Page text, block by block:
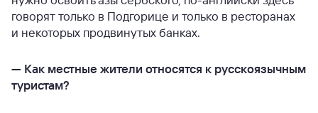
говорят только в Подгорице и только в ресторанах
и некоторых продвинутых банках.
— Как местные жители относятся к русскоязычным
туристам?